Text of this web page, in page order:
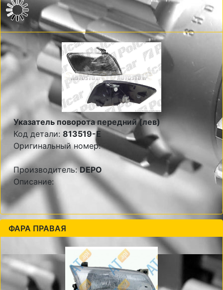
Указатель поворота передний (лев)
Код детали: 813519-E
Оригинальный номер:
Производитель:DEPO
Описание:
ФАРА ПРАВАЯ